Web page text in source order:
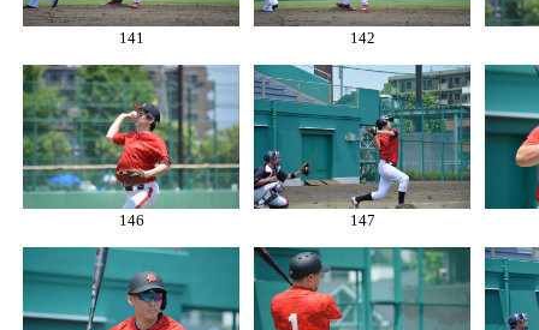
141 142
146 147